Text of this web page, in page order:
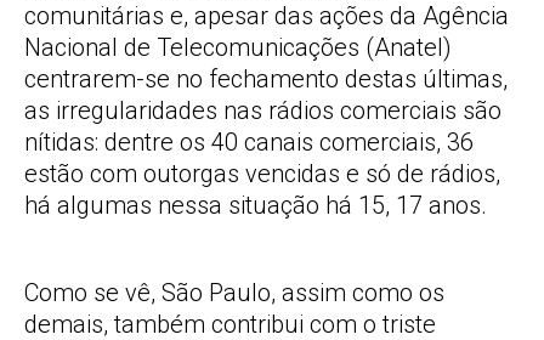
comunitárias e, apesar das ações da Agência
Nacional de Telecomunicações (Anatel)
centrarem-se no fechamento destas últimas,
as irregularidades nas rádios comerciais são
nítidas: dentre os 40 canais comerciais, 36
estão com outorgas vencidas e só de rádios,
há algumas nessa situação há 15, 17 anos.
Como se vê, São Paulo, assim como os
demais, também contribui com o triste